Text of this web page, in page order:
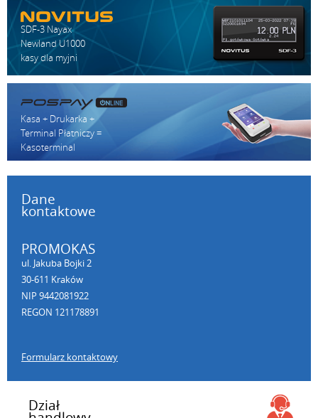
SDF-3 Nayax
Newland U1000
kasy dla myjni
Kasa + Drukarka +
Terminal Płatniczy =
Kasoterminal
Dane
kontaktowe
PROMOKAS
ul. Jakuba Bojki 2
30-611 Kraków
NIP 9442081922
REGON 121178891
Formularz kontaktowy
Dział